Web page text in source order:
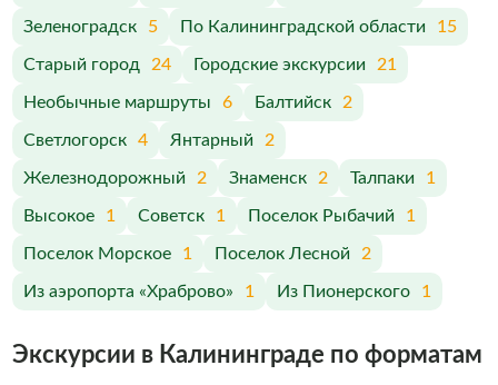
Зеленоградск 5 По Калининградской области 15
Старый город 24 Городские экскурсии 21
Необычные маршруты 6 Балтийск 2
Светлогорск 4 Янтарный 2
Железнодорожный 2 Знаменск 2 Талпаки 1
Высокое 1 Советск 1 Поселок Рыбачий 1
Поселок Морское 1 Поселок Лесной 2
Из аэропорта «Храброво» 1 Из Пионерского 1
Экскурсии в Калининграде по форматам